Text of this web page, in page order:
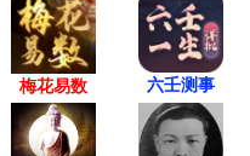
梅花易数 六壬测事